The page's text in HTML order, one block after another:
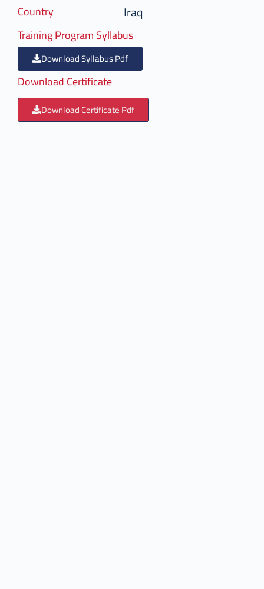
Country Iraq
Training Program Syllabus
Download Syllabus Pdf
Download Certificate
Download Certificate Pdf